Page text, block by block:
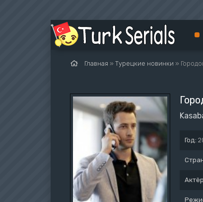
Главная » Турецкие новинки »
Год: